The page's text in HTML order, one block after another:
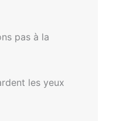
pas à la
les yeux